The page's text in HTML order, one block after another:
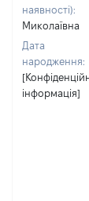
наявності):
Миколаївна
Дата
народження:
інформація]